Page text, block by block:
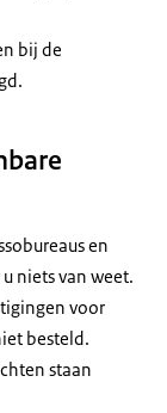
bij de
en
niets van weet.
voor
besteld.
staan